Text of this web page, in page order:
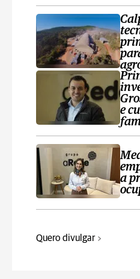
e
a
Quero divulgar